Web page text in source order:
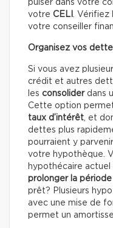
puiser dans votre
votre CELI . Vérifiez
votre conseiller
Organisez vos
Si vous avez
crédit et autres
les consoliderdans
Cette option
taux d’intérêt, et
dettes plus
pourraient y
votre hypothèque.
hypothécaire
prolonger la
prêt? Plusieurs
avec une mise de
permet un